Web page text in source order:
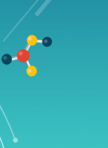
業
導計劃